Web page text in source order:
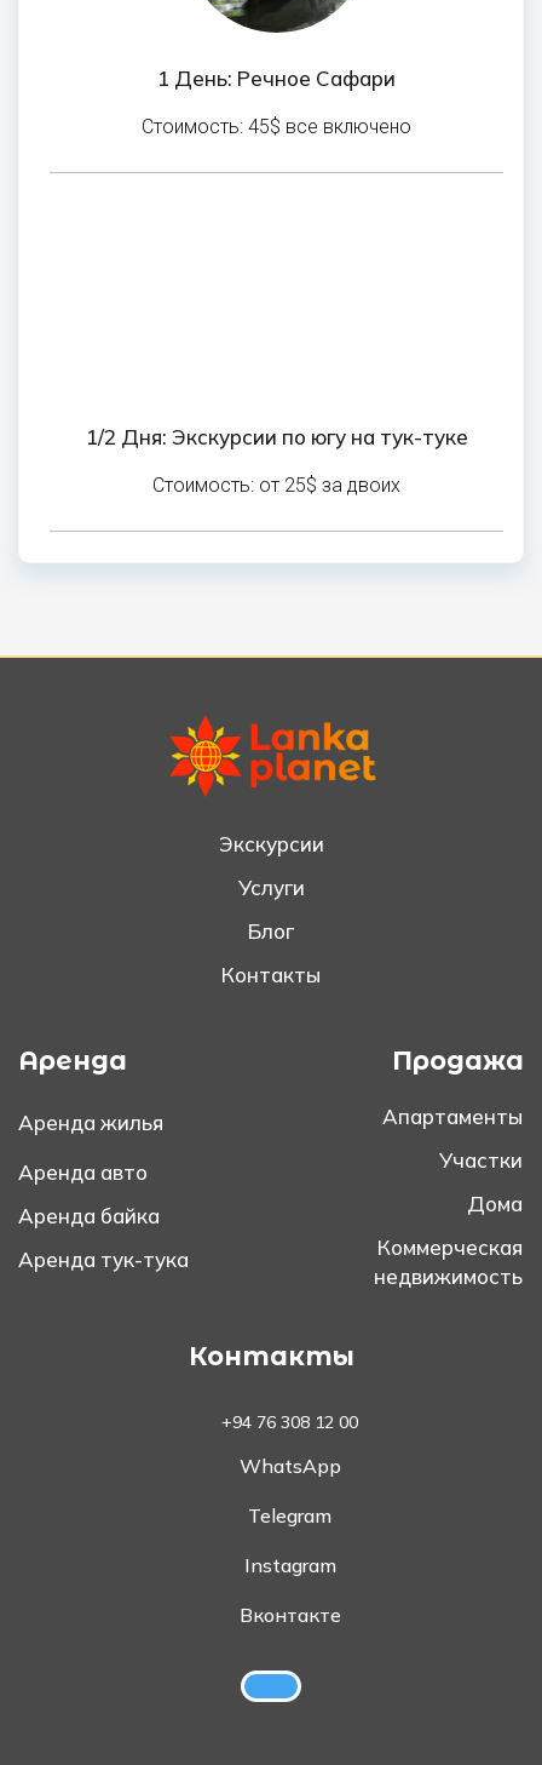
1 День: Речное Сафари
Стоимость: 45$ все включено
1/2 Дня: Экскурсии по югу на тук-туке
Стоимость: от 25$ за двоих
Экскурсии
Услуги
Блог
Контакты
Аренда
Аренда жилья
Аренда авто
Аренда байка
Аренда тук-тука
Продажа
Апартаменты
Участки
Дома
Коммерческая
недвижимость
Контакты
+94 76 308 12 00
WhatsApp
Telegram
Instagram
Вконтакте